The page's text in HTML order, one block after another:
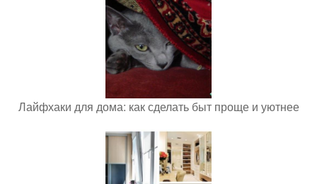
Лайфхаки для дома: как сделать быт проще и уютнее